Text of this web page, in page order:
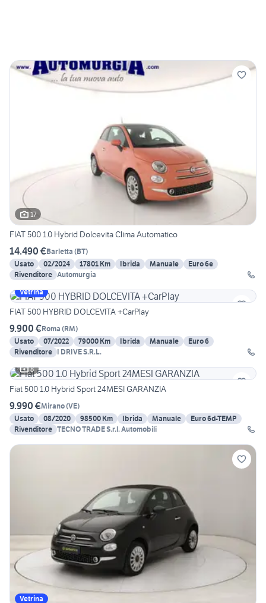
17
FIAT 500 1.0 Hybrid Dolcevita Clima Automatico
14.490 €Barletta (BT)
Usato
02/2024 17801 Km Ibrida Manuale
Euro 6e
Rivenditore Automurgia
Vetrina
FIAT 500 HYBRID DOLCEVITA +CarPlay
9.900 €Roma (RM)
Usato
07/2022 79000 Km Ibrida Manuale
Euro 6
Rivenditore I DRIVE S.R.L.
8
Fiat 500 1.0 Hybrid Sport 24MESI GARANZIA
9.990 €Mirano(VE)
Usato
08/2020 98500 Km Ibrida Manuale
Euro 6d-TEMP
Rivenditore TECNO TRADE S.r.l. Automobili
Vetrina